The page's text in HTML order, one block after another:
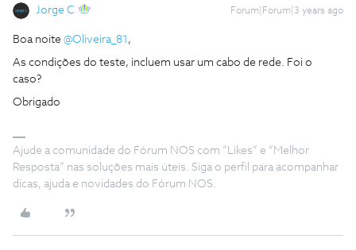
Jorge C Forum|Forum|3 years ago
Boa noite @Oliveira_81 ,
As condições do teste, incluem usar um cabo de rede. Foi o
caso?
Obrigado
Ajude a comunidade do Fórum NOS com “Likes” e “Melhor
Resposta” nas soluções mais úteis. Siga o perfil para acompanhar
dicas, ajuda e novidades do Fórum NOS.